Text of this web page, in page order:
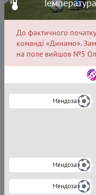
До фактичного
команді «Динамо».
на поле вийшов №5
Мендоза
Мендоза
Мендоза